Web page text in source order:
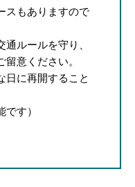
スもありますので
ルールを守り、
意ください。
に再開すること
す）